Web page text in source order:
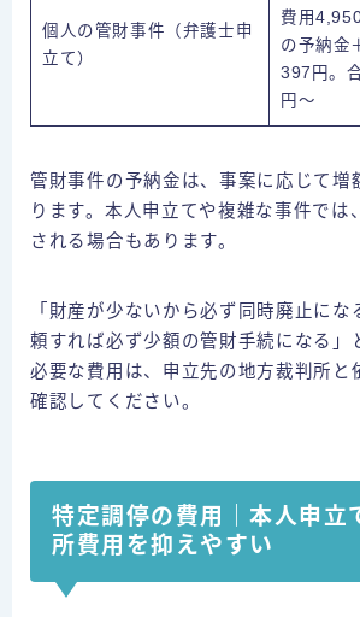
個人の管財事件（弁護士申
立て）
費用
の予納金
397円。
円〜
管財事件の予納金は、事案に応じて増
ります。本人申立てや複雑な事件では
される場合もあります。
「財産が少ないから必ず同時廃止にな
頼すれば必ず少額の管財手続になる」
必要な費用は、申立先の地方裁判所と
確認してください。
特定調停の費用｜本人申立
所費用を抑えやすい